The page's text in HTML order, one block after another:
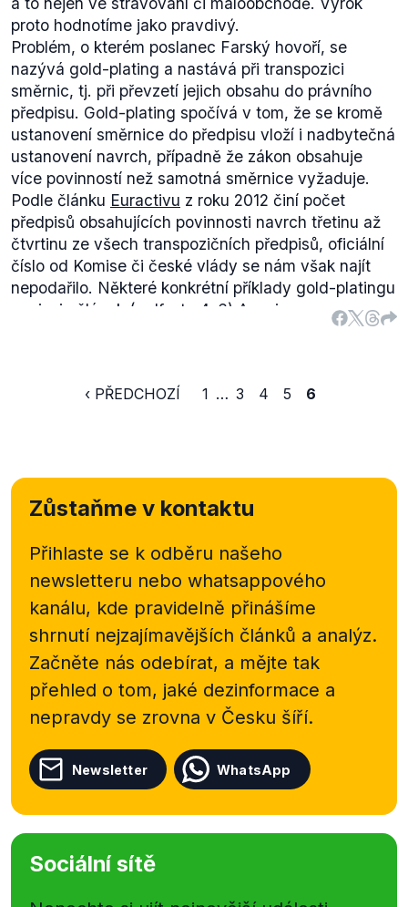
novely zákona od 1. července 2018.
Farského tvrzení odpovídá v tom, že ministerstvo
dopravy původní avizovaný návrh neuskutečnilo i
přes to, že o tom veřejně mluvilo. Ještě v dubnu
2017, kdy byl návrh projednáván,informovalamédia
o tom, že se resort pokusí odložit případnou
účinnost až o dva roky. Přestože tedy nemáme k
dispozici samotnou komunikaci mezi Farským a
ministerstvem dopravy, je faktem, že úřad sliboval
změnu; reálně ji ovšem předložila skupina poslanců
zastoupená Kovářovou a Farským. Ti jej také
protlačili legislativním procesem – výrok tedy
hodnotíme jako pravdivý.
proto hodnotíme jako pravdivý.
Problém, o kterém poslanec Farský hovoří, se
nazývá gold-plating a nastává při transpozici
směrnic, tj. při převzetí jejich obsahu do právního
předpisu. Gold-plating spočívá v tom, že se kromě
ustanovení směrnice do předpisu vloží i nadbytečná
ustanovení navrch, případně že zákon obsahuje
více povinností než samotná směrnice vyžaduje.
Podle článku Euractivu z roku 2012 činí počet
předpisů obsahujících povinnosti navrch třetinu až
čtvrtinu ze všech transpozičních předpisů, oficiální
číslo od Komise či české vlády se nám však najít
nepodařilo. Některé konkrétní příklady gold-platingu
popisuje článek
(.pdf, str. 4–6) Asociace pro
kterou zavedla českávyhláškaministerstva
maloobchodem, bylo zavedení povinnosti
bezdotykové baterie v umyvadlech pro
unijnísměrnicenepřikazovala.
‹ PŘEDCHOZÍ 1 … 3 4 5 6
Zůstaňme v kontaktu
Přihlaste se k odběru našeho
newsletteru nebo whatsappového
kanálu, kde pravidelně přinášíme
shrnutí nejzajímavějších článků a analýz.
Začněte nás odebírat, a mějte tak
přehled o tom, jaké dezinformace a
nepravdy se zrovna v Česku šíří.
Newsletter WhatsApp
Sociální sítě